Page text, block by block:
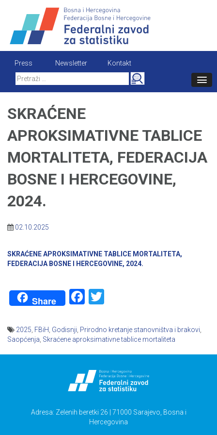
content
Press Newsletter
Kontakt
Search
for:
SKRAĆENE
APROKSIMATIVNE TABLICE
MORTALITETA, FEDERACIJA
BOSNE I HERCEGOVINE,
2024.
02.10.2025
SKRAĆENE APROKSIMATIVNE TABLICE MORTALITETA,
FEDERACIJA BOSNE I HERCEGOVINE, 2024.
Share Facebook
2025 FBiH Godisnji Prirodno kretanje stanovništva i brakovi
Saopćenja Skraćene aproksimativne tablice mortaliteta
Adresa: Zelenih beretki 26 | 71000 Sarajevo, Bosna i
Hercegovina